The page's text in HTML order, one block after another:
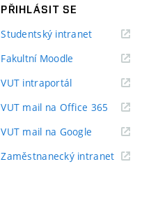
PŘIHLÁSIT SE
Studentský intranet(externí
Fakultní Moodle
VUT intraportál(externí
VUT mail na Office 365 (externí
odkaz)
VUT mail na Google (externí
Zaměstnanecký intranet(externí